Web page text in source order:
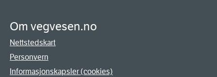
Om vegvesen.no
Nettstedskart
Personvern
Informasjonskapsler (cookies)